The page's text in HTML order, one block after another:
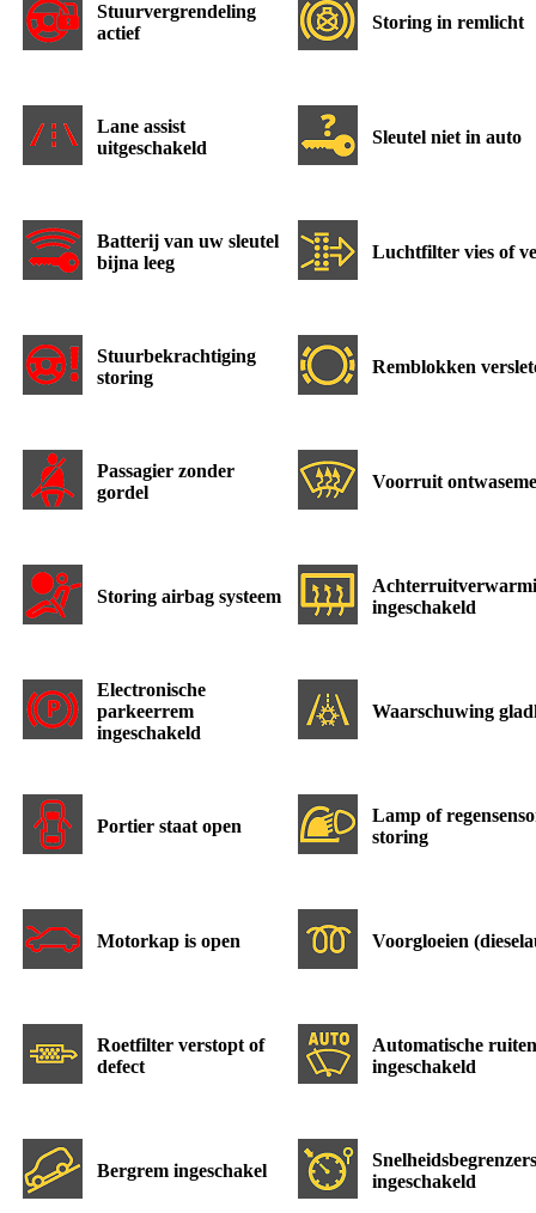
Stuurvergrendeling
actief
Storing in remlicht
Lane assist
uitgeschakeld
Sleutel niet in auto
Batterij van uw sleutel
bijna leeg
Luchtfilter vies of
Stuurbekrachtiging
storing
Remblokken
Passagier zonder
gordel
Voorruit
Storing airbag systeem
ingeschakeld
Electronische
parkeerrem
ingeschakeld
Waarschuwing
Portier staat open
Lamp of
storing
Motorkap is open Voorgloeien
Roetfilter verstopt of
defect
Automatische
ingeschakeld
Bergrem ingeschakel
ingeschakeld